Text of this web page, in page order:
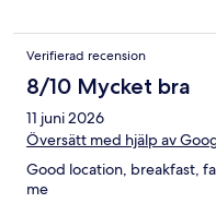
Verifierad recension
8/10 Mycket bra
11 juni 2026
Översätt med hjälp av
Good location, breakfast,
me